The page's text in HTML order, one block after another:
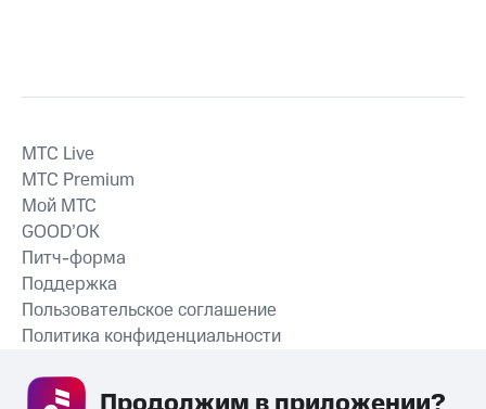
СКАЧАТЬ ПРИЛОЖЕНИЕ
MTС Live
MTС Premium
Мой МТС
GOOD’OK
Питч-форма
Поддержка
Пользовательское соглашение
Политика конфиденциальности